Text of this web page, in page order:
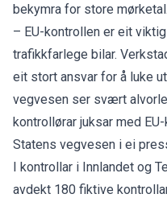
bekymra for store mørketal.
– EU-kontrollen er eit
trafikkfarlege bilar.
eit stort ansvar for å luke
vegvesen ser svært
kontrollørar juksar med
Statens vegvesen i ei
I kontrollar i Innlandet og
avdekt 180 fiktive